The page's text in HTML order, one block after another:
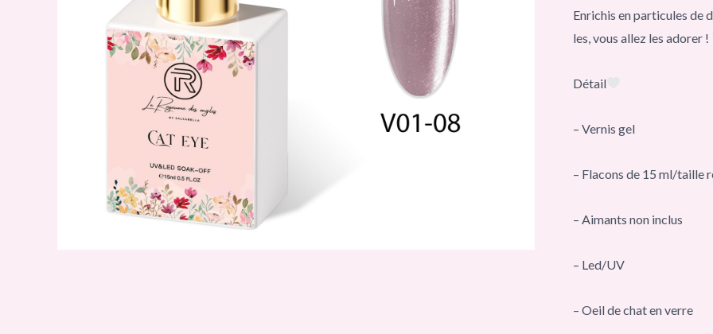
Enrichis en particules de
les, vous allez les adorer !
Détail
– Vernis gel
– Flacons de 15 ml/taille
– Aimants non inclus
– Led/UV
– Oeil de chat en verre